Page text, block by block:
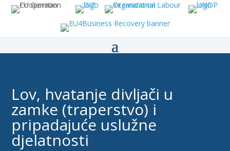
Lov, hvatanje divljači u
zamke (traperstvo) i
pripadajuće uslužne
djelatnosti